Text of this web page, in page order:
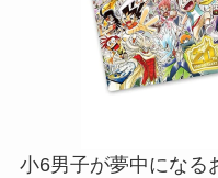
小6男子が夢中になる